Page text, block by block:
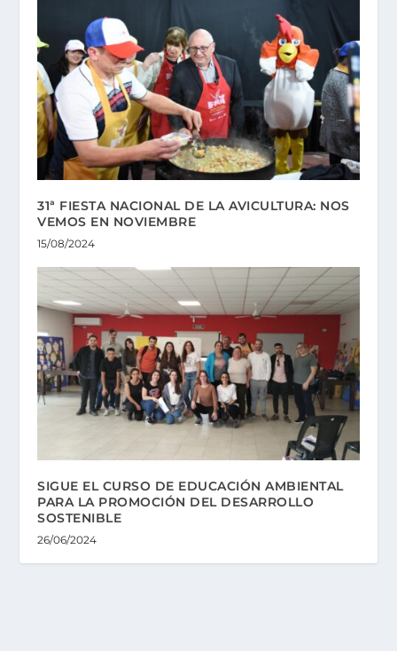
31ª FIESTA NACIONAL DE LA AVICULTURA: NOS
VEMOS EN NOVIEMBRE
15/08/2024
SIGUE EL CURSO DE EDUCACIÓN AMBIENTAL
PARA LA PROMOCIÓN DEL DESARROLLO
SOSTENIBLE
26/06/2024